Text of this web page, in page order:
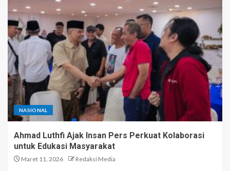
NASIONAL
Ahmad Luthfi Ajak Insan Pers Perkuat Kolaborasi
untuk Edukasi Masyarakat
Maret 11, 2026 Redaksi Media